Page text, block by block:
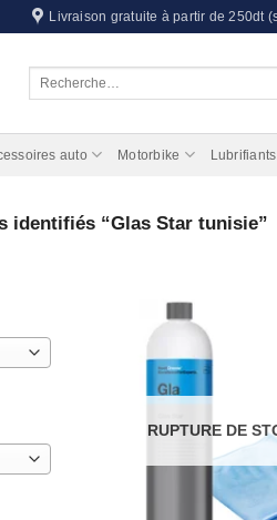
Livraison gratuite à partir de 250dt
auto Motorbike
identifiés “Glas Star tunisie”
RUPTURE DE